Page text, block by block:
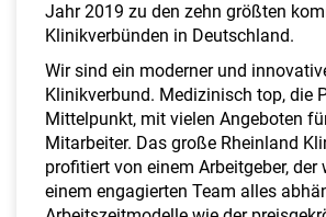
Jahr 2019 zu den zehn größten
Klinikverbünden in Deutschland.
Wir sind ein moderner und
Klinikverbund. Medizinisch top, die
Mittelpunkt, mit vielen Angeboten
Mitarbeiter. Das große Rheinland
profitiert von einem Arbeitgeber, der
einem engagierten Team alles